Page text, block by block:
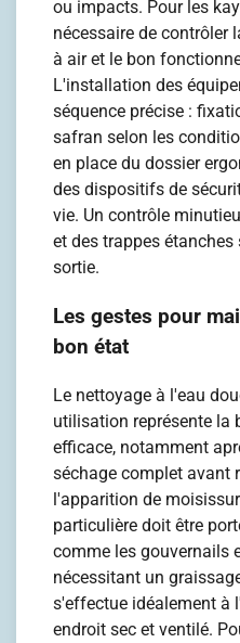
ou impacts. Pour les
nécessaire de contrôler
à air et le bon
L'installation des
séquence précise :
safran selon les
en place du dossier
des dispositifs de
vie. Un contrôle
et des trappes
sortie.
Les gestes pour
bon état
Le nettoyage à l'eau
utilisation représente la
efficace, notamment
séchage complet avant
l'apparition de
particulière doit être
comme les gouvernails
nécessitant un
s'effectue idéalement à
endroit sec et ventilé.